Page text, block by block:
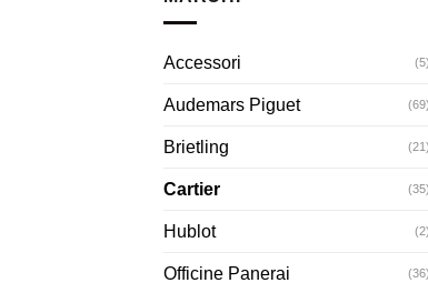
Accessori (5)
Audemars Piguet (69)
Brietling (21)
Cartier (35)
Hublot (2)
Officine Panerai (36)